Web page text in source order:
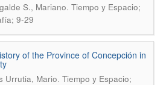
S., Mariano. Tiempo y Espacio;
9-29
of the Province of Concepción in
Urrutia, Mario. Tiempo y Espacio;